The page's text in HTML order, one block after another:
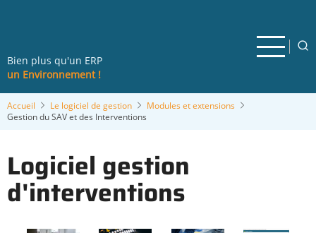
Bien plus qu'un ERP
un Environnement !
Accueil Le logiciel de gestion
Modules et extensions
Gestion du SAV et des Interventions
Logiciel gestion
d'interventions